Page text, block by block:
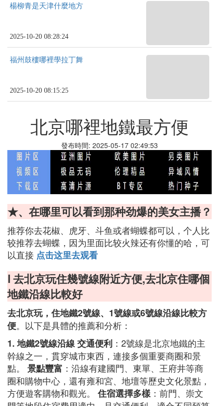
楊柳青是天津什麼地方
2025-10-20 08:28:24
福州鼓樓哪裡學拉丁舞
2025-10-20 08:15:25
北京哪裡地鐵最方便
發布時間: 2025-05-17 02:49:53
★、在哪里可以看到那种劲爆的美女主播？
推荐你去花椒、虎牙、斗鱼或者蝴蝶都可以，个人比
较推荐去蝴蝶，因为里面比较火辣还有你懂的哈，可
以直接 点击这里去观看
Ⅰ 去北京玩住幾號線附近方便,去北京住哪個
地鐵沿線比較好
去北京玩，住地鐵2號線、1號線或6號線沿線比較方
便。以下是具體的推薦和分析：
1. 地鐵2號線沿線交通便利 ：2號線是北京地鐵的主
幹線之一，貫穿城市東西，連接多個重要商圈和景
點。 景點豐富 ：沿線有建國門、東單、王府井等商
圈和購物中心，還有雍和宮、地壇等歷史文化景點，
方便遊客購物和觀光。住宿選擇多樣 ：前門、崇文